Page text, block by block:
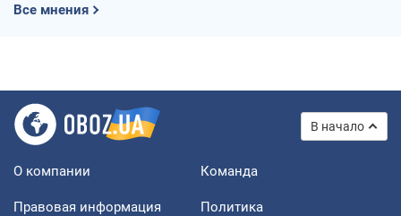
Все мнения
В начало
О компании Команда
Правовая информация
Политика